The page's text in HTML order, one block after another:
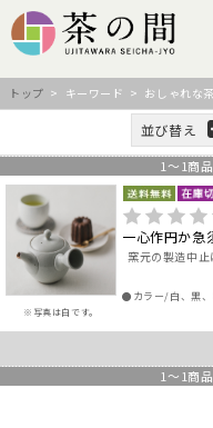
トップ > キーワード > おしゃれな
並び替え
1 ～ 1商
※写真は白です。
一心作円か急
窯元の製造中
●カラー/白、黒、
1 ～ 1商